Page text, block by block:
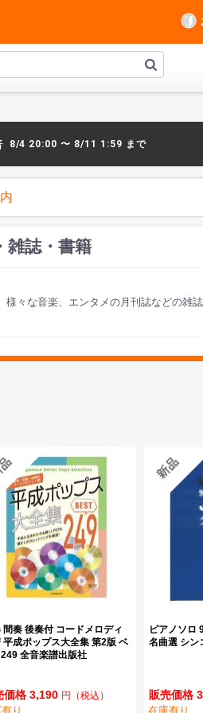
8/4 20:00 〜 8/11 1:59 まで
雑誌・書籍
々な音楽、エンタメの月刊誌などの雑
間奏 後奏付 コードメロディ
平成ポップス大全集 第2版 ベ
249 全音楽譜出版社
価格 3,190 円 （税込）
り
ピアノソロ
名曲選 シン
販売価格
在庫有り